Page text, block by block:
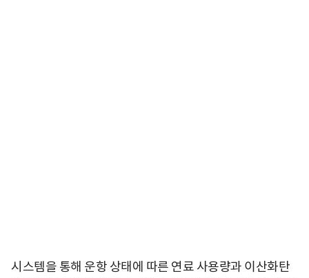
시스템을 통해 운항 상태에 따른 연료 사용량과 이산화탄